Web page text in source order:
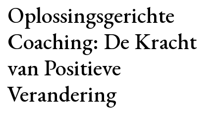
Oplossingsgerichte
Coaching: De Kracht
van Positieve
Verandering